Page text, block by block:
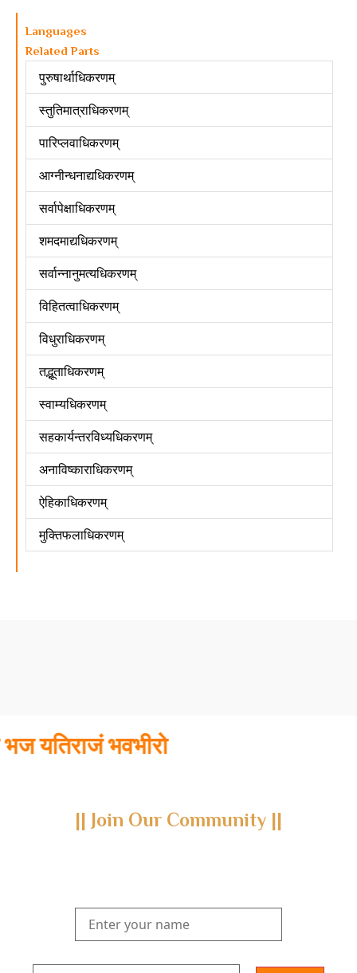
Languages
Related Parts
पुरुषार्थाधिकरणम्
स्तुतिमात्राधिकरणम्
पारिप्लवाधिकरणम्
आग्नीन्धनाद्यधिकरणम्
सर्वापेक्षाधिकरणम्
शमदमाद्यधिकरणम्
सर्वान्नानुमत्यधिकरणम्
विहितत्वाधिकरणम्
विधुराधिकरणम्
तद्भूताधिकरणम्
स्वाम्यधिकरणम्
सहकार्यन्तरविध्यधिकरणम्
अनाविष्काराधिकरणम्
ऐहिकाधिकरणम्
मुक्तिफलाधिकरणम्
यतिराजं भवभीरो
|| Join Our Community ||